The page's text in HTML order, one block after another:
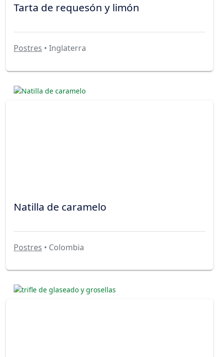
Tarta de requesón y limón
Postres • Inglaterra
Natilla de caramelo
Postres • Colombia